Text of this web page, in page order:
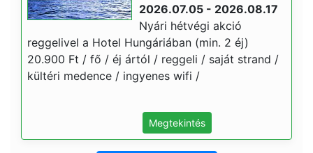
2026.07.05 - 2026.08.17
Nyári hétvégi akció
reggelivel a Hotel Hungáriában (min. 2 éj)
20.900 Ft / fő / éj ártól / reggeli / saját strand /
kültéri medence / ingyenes wifi /
Megtekintés